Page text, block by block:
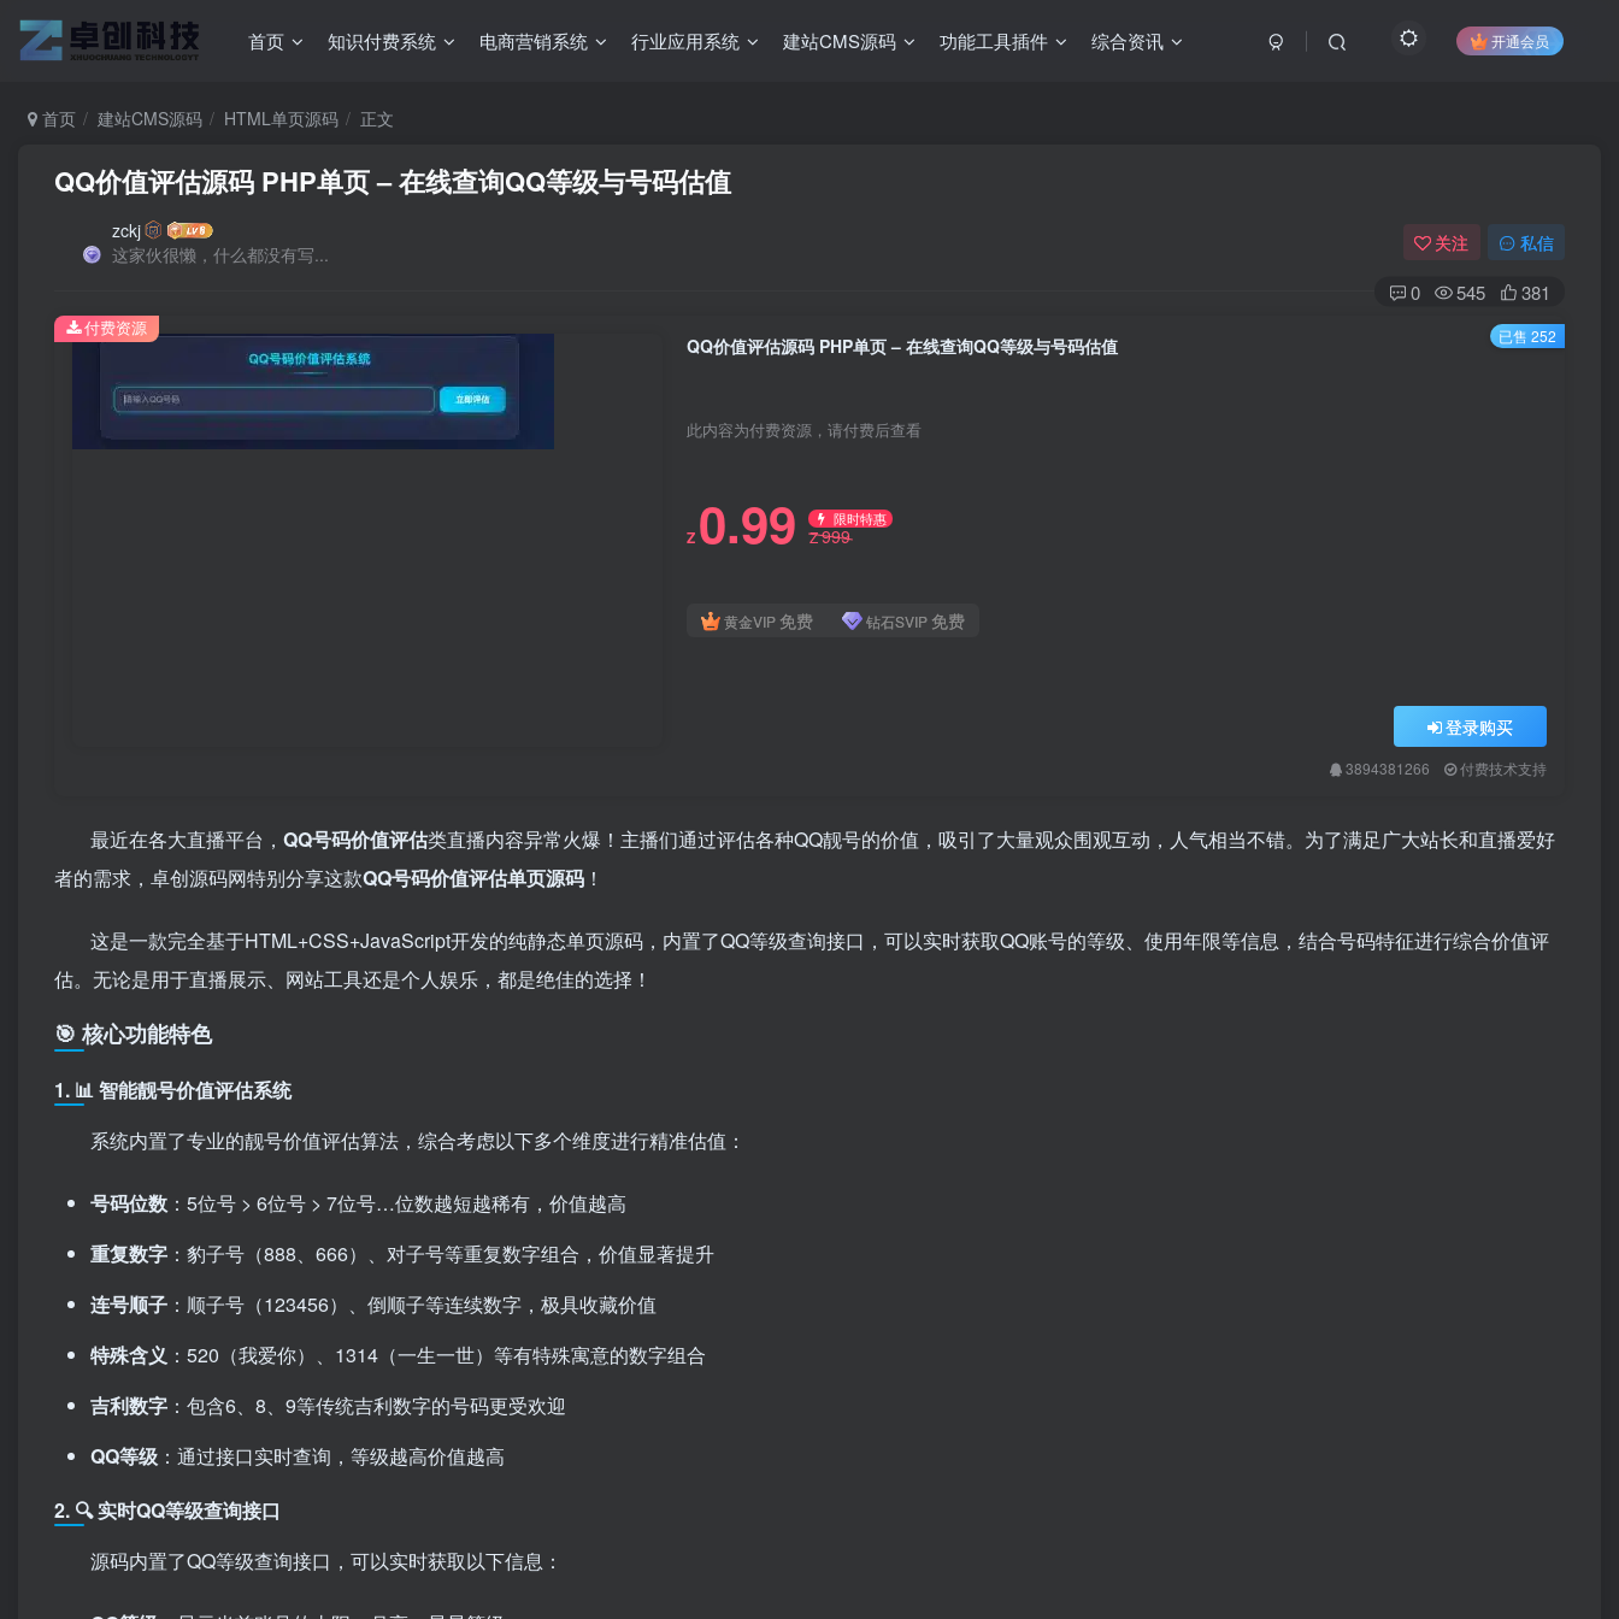
首页 知识付费系统 电商营销系统 行业应用系统 建站CMS源码 功能工具插件 综合资讯 开通会员
首页 建站CMS源码 HTML单页源码 正文
QQ价值评估源码 PHP单页 – 在线查询QQ等级与号码估值
zckj
这家伙很懒，什么都没有写...
关注 私信
0 545 381
QQ价值评估源码 PHP单页 – 在线查询QQ等级与号码估值
此内容为付费资源，请付费后查看
Z 0.99 限时特惠
Z999
黄金VIP 免费 钻石SVIP 免费
登录购买
3894381266 付费技术支持
付费资源 已售 252
最近在各大直播平台， QQ号码价值评估类直播内容异常火爆！主播们通过评估各种QQ靓号的价值，吸引了大量观众围观互动，人气相当不错。为了满足广大站长和直播爱好
者的需求，卓创源码网特别分享这款QQ号码价值评估单页源码 ！
这是一款完全基于HTML+CSS+JavaScript开发的纯静态单页源码，内置了QQ等级查询接口，可以实时获取QQ账号的等级、使用年限等信息，结合号码特征进行综合价值评
估。无论是用于直播展示、网站工具还是个人娱乐，都是绝佳的选择！
🎯 核心功能特色
1. 📊 智能靓号价值评估系统
系统内置了专业的靓号价值评估算法，综合考虑以下多个维度进行精准估值：
号码位数 ：5位号 > 6位号 > 7位号…位数越短越稀有，价值越高
重复数字 ：豹子号（888、666）、对子号等重复数字组合，价值显著提升
连号顺子 ：顺子号（123456）、倒顺子等连续数字，极具收藏价值
特殊含义 ：520（我爱你）、1314（一生一世）等有特殊寓意的数字组合
吉利数字 ：包含6、8、9等传统吉利数字的号码更受欢迎
QQ等级 ：通过接口实时查询，等级越高价值越高
2. 🔍 实时QQ等级查询接口
源码内置了QQ等级查询接口，可以实时获取以下信息：